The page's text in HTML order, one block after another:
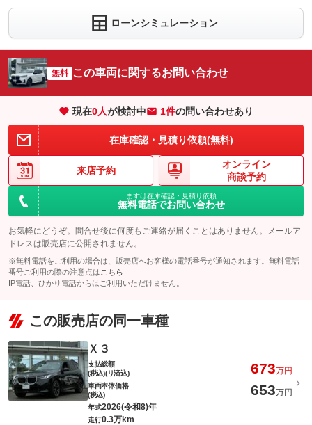
ローンシミュレーション
無料 この車両に関するお問い合わせ
現在0人が検討中 1件の問い合わせあり
在庫確認・見積り依頼(無料)
来店予約
オンライン
商談予約
まずは在庫確認・見積り依頼
無料電話でお問い合わせ
お気軽にどうぞ。問合せ後に何度もご連絡が届くことはありません。メールア
ドレスは販売店に公開されません。
※無料電話をご利用の場合は、販売店へお客様の電話番号が通知されます。無料電話
番号ご利用の際の注意点は こちら
IP電話、ひかり電話からはご利用いただけません。
この販売店の同一車種
Ｘ３
支払総額
(税込)(リ済込)
673万円
車両本体価格
(税込)
653万円
年式2026(令和8)年
走行0.3万km